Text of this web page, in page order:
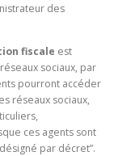
des
fiscale est
sociaux, par
pourront accéder
réseaux sociaux,
ces agents sont
par décret”.